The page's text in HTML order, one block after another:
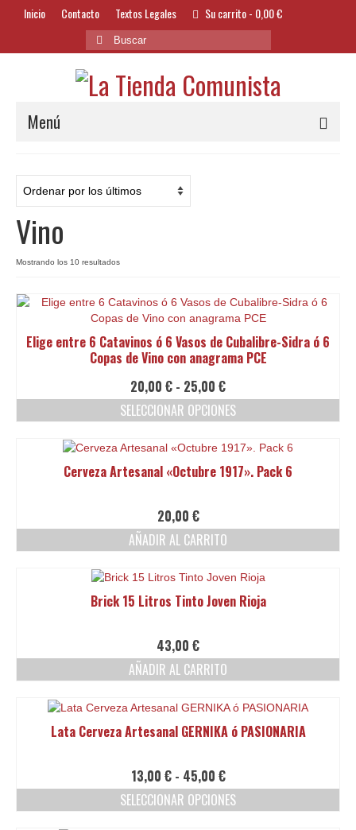
Inicio Contacto Textos Legales Su carrito- 0,00€
Buscar
por:
Menú
Bazar
Textil y Accesorios
Bordados
Banderas
Ofertas y lotes descuento
Vino
Mostrando los 10 resultadosOrdenado
últimos
Elige entre 6 Catavinos ó 6 Vasos de Cubalibre-Sidra ó 6
Copas de Vino con anagrama PCE
20,00 € - 25,00 €Rango
de
precios:
20,00 €
hasta
25,00 €
SELECCIONAR OPCIONES
producto
múltiples
Las
opciones
se
elegir
producto
Cerveza Artesanal «Octubre 1917». Pack 6
20,00 €
AÑADIR AL CARRITO
Brick 15 Litros Tinto Joven Rioja
43,00 €
AÑADIR AL CARRITO
Lata Cerveza Artesanal GERNIKA ó PASIONARIA
13,00 € - 45,00 €Rango
de
precios:
SELECCIONAR OPCIONES